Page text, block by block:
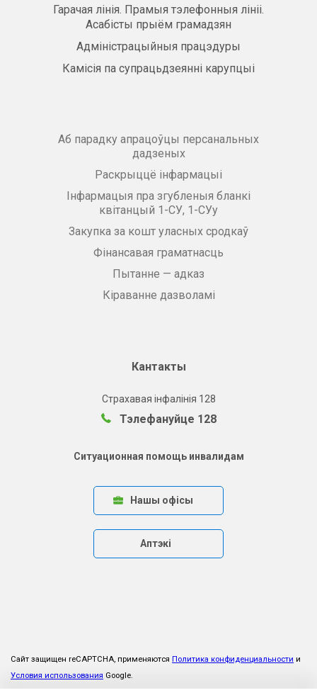
Гарачая лінія. Прамыя тэлефонныя лініі.
Асабісты прыём грамадзян
Адміністрацыйныя працэдуры
Камісія па супрацьдзеянні карупцыі
Аб парадку апрацоўцы персанальных
дадзеных
Раскрыццё інфармацыі
Інфармацыя пра згубленыя бланкі
квітанцый 1-СУ, 1-СУу
Закупка за кошт уласных сродкаў
Фінансавая граматнасць
Пытанне — адказ
Кіраванне дазволамі
Кантакты
Страхавая інфалінія 128
Тэлефануйце 128
Ситуационная помощь инвалидам
Нашы офісы
Аптэкі
Сайт защищен reCAPTCHA, применяются Политика конфиденциальности и
Условия использования Google.